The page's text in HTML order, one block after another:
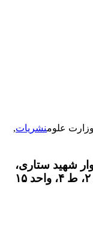
علومنشریات,
شهید ستاری،